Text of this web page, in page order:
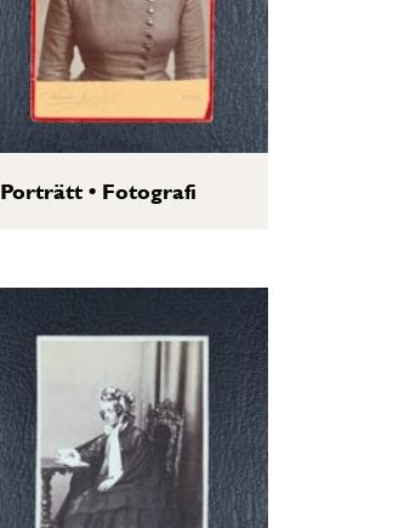
Porträtt• Fotografi